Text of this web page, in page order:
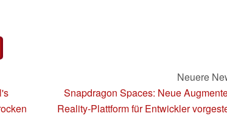
Neuere
Snapdragon Spaces: Neue
Reality-Plattform für Entwickler